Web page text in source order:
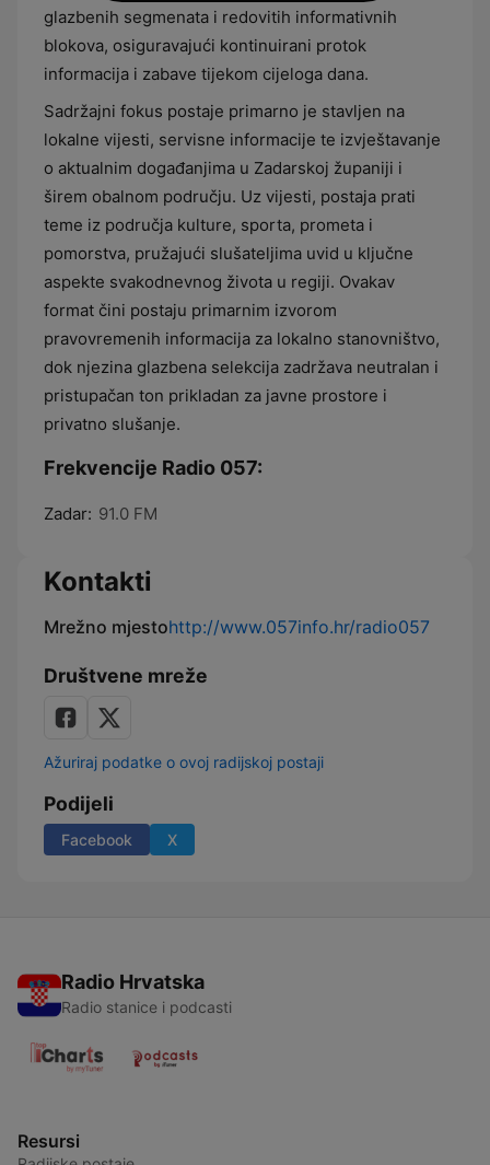
glazbenih segmenata i redovitih informativnih
blokova, osiguravajući kontinuirani protok
informacija i zabave tijekom cijeloga dana.
Sadržajni fokus postaje primarno je stavljen na
lokalne vijesti, servisne informacije te izvještavanje
o aktualnim događanjima u Zadarskoj županiji i
širem obalnom području. Uz vijesti, postaja prati
teme iz područja kulture, sporta, prometa i
pomorstva, pružajući slušateljima uvid u ključne
aspekte svakodnevnog života u regiji. Ovakav
format čini postaju primarnim izvorom
pravovremenih informacija za lokalno stanovništvo,
dok njezina glazbena selekcija zadržava neutralan i
pristupačan ton prikladan za javne prostore i
privatno slušanje.
Frekvencije Radio 057:
Zadar: 91.0 FM
Kontakti
Mrežno mjestohttp://www.057info.hr/radio057
Društvene mreže
Ažuriraj podatke o ovoj radijskoj postaji
Podijeli
Facebook X
Radio Hrvatska
Radio stanice i podcasti
Resursi